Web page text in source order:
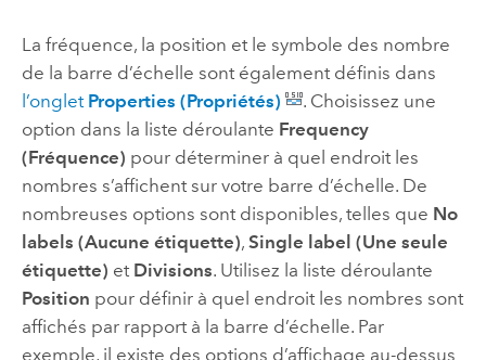
La fréquence, la position et le symbole des nombre
de la barre d’échelle sont également définis dans
l’onglet Properties (Propriétés)
. Choisissez une
option dans la liste déroulante Frequency
(Fréquence) pour déterminer à quel endroit les
nombres s’affichent sur votre barre d’échelle. De
nombreuses options sont disponibles, telles que No
labels (Aucune étiquette), Single label (Une seule
étiquette) et Divisions. Utilisez la liste déroulante
Position pour définir à quel endroit les nombres sont
affichés par rapport à la barre d’échelle. Par
exemple, il existe des options d’affichage au-dessus